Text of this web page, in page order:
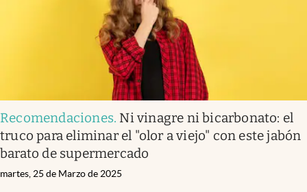
Recomendaciones. Ni vinagre ni bicarbonato: el
truco para eliminar el "olor a viejo" con este jabón
barato de supermercado
martes, 25 de Marzo de 2025